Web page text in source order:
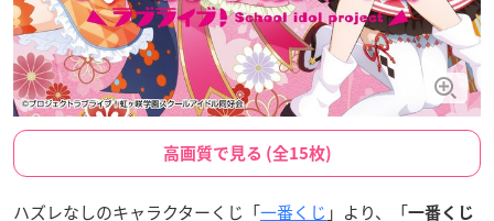
高画質で見る (全15枚)
ハズレなしのキャラクターくじ「一番くじ 」より、「一番くじ